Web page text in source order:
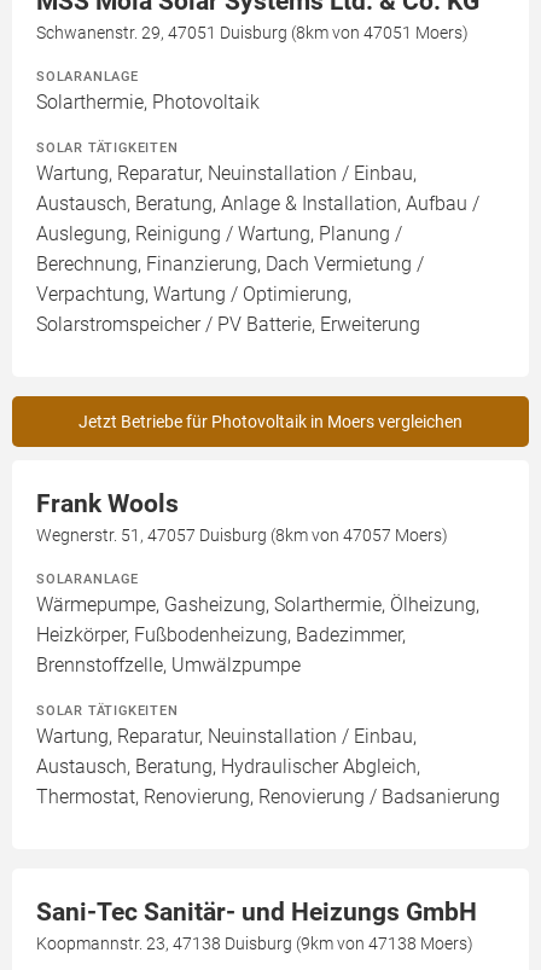
Schwanenstr. 29, 47051 Duisburg (8km von 47051 Moers)
SOLARANLAGE
Solarthermie, Photovoltaik
SOLAR TÄTIGKEITEN
Wartung, Reparatur, Neuinstallation / Einbau,
Austausch, Beratung, Anlage & Installation, Aufbau /
Auslegung, Reinigung / Wartung, Planung /
Berechnung, Finanzierung, Dach Vermietung /
Verpachtung, Wartung / Optimierung,
Solarstromspeicher / PV Batterie, Erweiterung
Jetzt Betriebe für Photovoltaik in Moers vergleichen
Frank Wools
Wegnerstr. 51, 47057 Duisburg (8km von 47057 Moers)
SOLARANLAGE
Wärmepumpe, Gasheizung, Solarthermie, Ölheizung,
Heizkörper, Fußbodenheizung, Badezimmer,
Brennstoffzelle, Umwälzpumpe
SOLAR TÄTIGKEITEN
Wartung, Reparatur, Neuinstallation / Einbau,
Austausch, Beratung, Hydraulischer Abgleich,
Thermostat, Renovierung, Renovierung / Badsanierung
Sani-Tec Sanitär- und Heizungs GmbH
Koopmannstr. 23, 47138 Duisburg (9km von 47138 Moers)